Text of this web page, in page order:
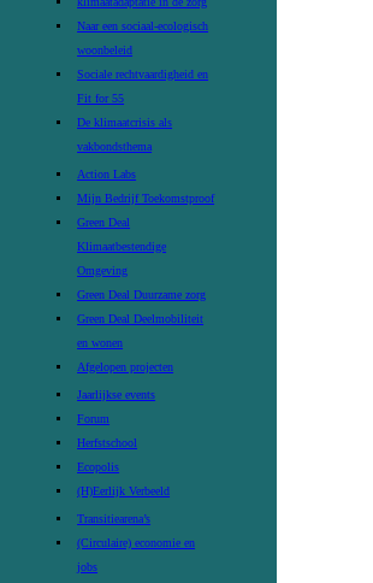
Naar een sociaal-ecologisch
woonbeleid
Sociale rechtvaardigheid en
Fit for 55
De klimaatcrisis als
vakbondsthema
Action Labs
Mijn Bedrijf Toekomstproof
Green Deal
Klimaatbestendige
Omgeving
Green Deal Duurzame zorg
Green Deal Deelmobiliteit
en wonen
Afgelopen projecten
Jaarlijkse events
Forum
Herfstschool
Ecopolis
(H)Eerlijk Verbeeld
Transitiearena’s
(Circulaire) economie en
jobs